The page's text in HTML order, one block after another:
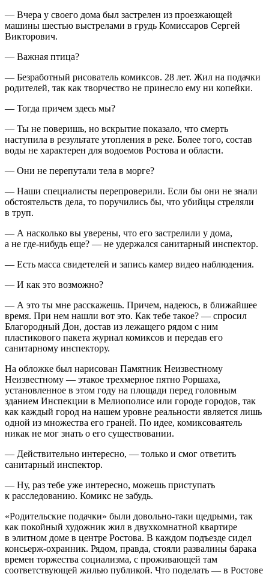
— Вчера у своего дома был застрелен из проезжающей
машины шестью выстрелами в грудь Комиссаров Сергей
Викторович.
— Важная птица?
— Безработный рисователь комиксов. 28 лет. Жил на подачки
родителей, так как творчество не принесло ему ни копейки.
— Тогда причем здесь мы?
— Ты не поверишь, но вскрытие показало, что смерть
наступила в результате утопления в реке. Более того, состав
воды не характерен для водоемов Ростова и области.
— Они не перепутали тела в морге?
— Наши специалисты перепроверили. Если бы они не знали
обстоятельств дела, то поручились бы, что убийцы стреляли
в труп.
— А насколько вы уверены, что его застрелили у дома,
а не где-нибудь еще? — не удержался санитарный инспектор.
— Есть масса свидетелей и запись камер видео наблюдения.
— И как это возможно?
— А это ты мне расскажешь. Причем, надеюсь, в ближайшее
время. При нем нашли вот это. Как тебе такое? — спросил
Благородный Дон, достав из лежащего рядом с ним
пластикового пакета журнал комиксов и передав его
санитарному инспектору.
На обложке был нарисован Памятник Неизвестному
Неизвестному — этакое трехмерное пятно Роршаха,
установленное в этом году на площади перед головным
зданием Инспекции в Мелиополисе или городе городов, так
как каждый город на нашем уровне реальности является лишь
одной из множества его граней. По идее, комиксоваятель
никак не мог знать о его существовании.
— Действительно интересно, — только и смог ответить
санитарный инспектор.
— Ну, раз тебе уже интересно, можешь приступать
к расследованию. Комикс не забудь.
«Родительские подачки» были довольно-таки щедрыми, так
как покойный художник жил в двухкомнатной квартире
в элитном доме в центре Ростова. В каждом подъезде сидел
консьерж-охранник. Рядом, правда, стояли развалины барака
времен торжества социализма, с проживающей там
соответствующей жилью публикой. Что поделать — в Ростове